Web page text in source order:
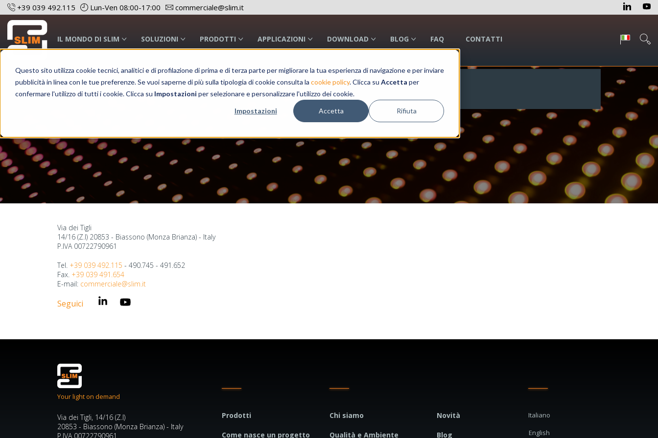
Questo sito utilizza cookie tecnici, analitici e di profilazione di prima e di terza parte per migliorare la tua esperienza di navigazione e per inviare
pubblicità in linea con le tue preferenze. Se vuoi saperne di più sulla tipologia di cookie consulta la cookie policy. Clicca su Accetta per
confermare l'utilizzo di tutti i cookie. Clicca su Impostazioni per selezionare e personalizzare l'utilizzo dei cookie.
Impostazioni Accetta Rifiuta
+39 039 492.115 Lun-Ven 08:00-17:00 commerciale@slim.it
IL MONDO DI SLIM SOLUZIONI PRODOTTI APPLICAZIONI DOWNLOAD BLOG FAQ CONTATTI
Your light on demand
Via dei Tigli
14/16 (Z.I) 20853 - Biassono (Monza Brianza) - Italy
P.IVA 00722790961
Tel. +39 039 492.115 - 490.745 - 491.652
Fax. +39 039 491.654
E-mail: commerciale@slim.it
Seguici
Your light on demand
Via dei Tigli, 14/16 (Z.I)
20853 - Biassono (Monza Brianza) - Italy
P.IVA 00722790961
Prodotti
Come nasce un progetto
Chi siamo
Qualità e Ambiente
Novità
Blog
Italiano
English